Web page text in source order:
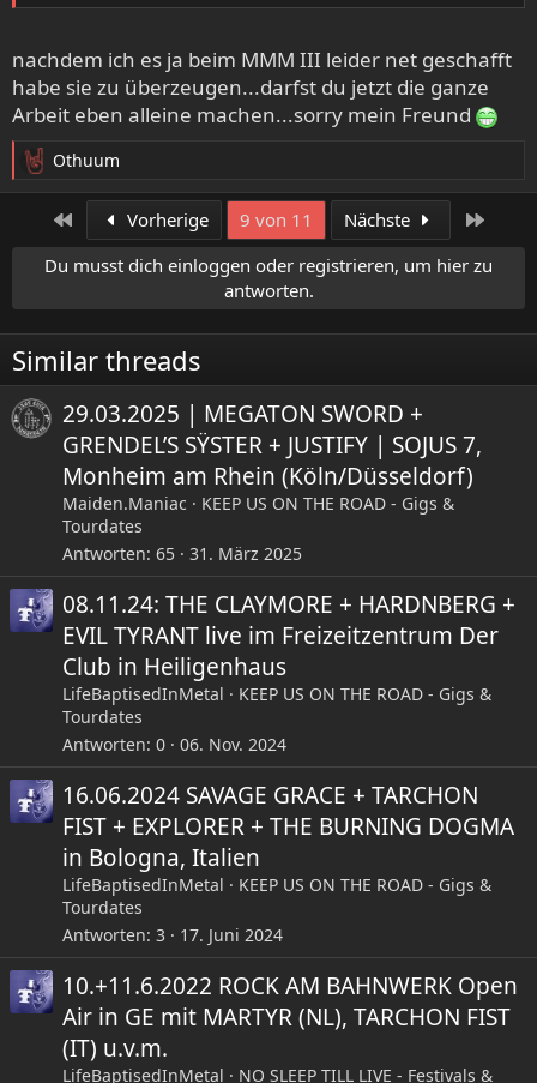
nachdem ich es ja beim MMM III leider net geschafft
habe sie zu überzeugen...darfst du jetzt die ganze
Arbeit eben alleine machen...sorry mein Freund
R
e
o
n
e
n
:
Othuum
Erste Vorherige 9 von 11 Nächste
Du musst dich einloggen oder registrieren, um hier zu
antworten.
Similar threads
29.03.2025 | MEGATON SWORD +
GRENDEL’S SŸSTER + JUSTIFY | SOJUS 7,
Monheim am Rhein (Köln/Düsseldorf)
Maiden.Maniac
KEEP US ON THE ROAD - Gigs &
Tourdates
Antworten 65 31. März 2025
08.11.24: THE CLAYMORE + HARDNBERG +
EVIL TYRANT live im Freizeitzentrum Der
Club in Heiligenhaus
LifeBaptisedInMetal
KEEP US ON THE ROAD - Gigs &
Tourdates
Antworten 0 06. Nov. 2024
16.06.2024 SAVAGE GRACE + TARCHON
FIST + EXPLORER + THE BURNING DOGMA
in Bologna, Italien
LifeBaptisedInMetal
KEEP US ON THE ROAD - Gigs &
Tourdates
Antworten 3 17. Juni 2024
10.+11.6.2022 ROCK AM BAHNWERK Open
Air in GE mit MARTYR (NL), TARCHON FIST
(IT) u.v.m.
LifeBaptisedInMetal
NO SLEEP TILL LIVE - Festivals &